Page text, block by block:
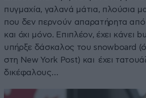
πυγμαχία, γαλανά μάτια, πλούσια
που δεν περνούν απαρατήρητα από
και όχι μόνο. Επιπλέον, έχει κάνει
υπήρξε δάσκαλος του snowboard
στη New York Post) και έχει
δικέφαλους…